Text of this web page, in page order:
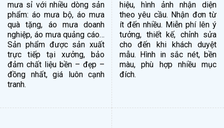
mưa sỉ với nhiều dòng sản
phẩm: áo mưa bộ, áo mưa
quà tặng, áo mưa doanh
nghiệp, áo mưa quảng cáo…
Sản phẩm được sản xuất
trực tiếp tại xưởng, bảo
đảm chất liệu bền – đẹp –
đồng nhất, giá luôn cạnh
tranh.
hiệu, hình ảnh nhận diện
theo yêu cầu. Nhận đơn từ
ít đến nhiều. Miễn phí lên ý
tưởng, thiết kế, chỉnh sửa
cho đến khi khách duyệt
mẫu. Hình in sắc nét, bền
màu, phù hợp nhiều mục
đích.